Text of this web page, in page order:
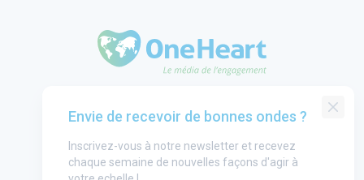
Groupe One Heart
Annonceurs
Mentions légales
Envie de recevoir de bonnes ondes ?
Inscrivez-vous à notre newsletter et recevez
chaque semaine de nouvelles façons d'agir à